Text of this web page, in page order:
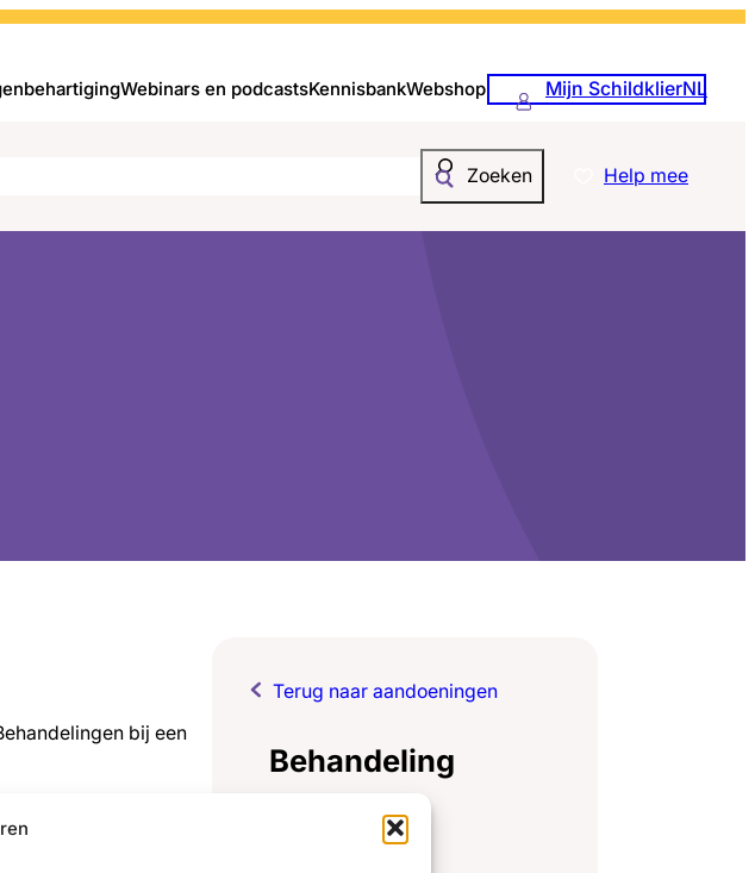
Webinars en podcastsKennisbankWebshop Mijn SchildklierNL
Zoeken
Help mee
bij een
vormen van
oplossing:
Terug naar aandoeningen
Behandeling